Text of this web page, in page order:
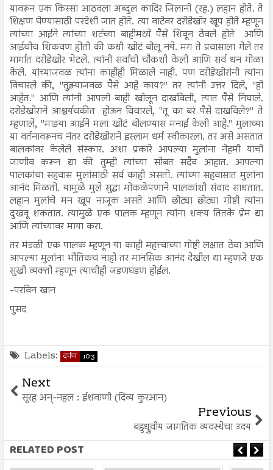
यावरून एक किस्सा आठवला अब्दुल कादिर जिलानी (रह.) लहान होते. ते
शिक्षण घेण्यासाठी परदेशी जात होते. त्या वाटेवर दरोडेखोर खूप होते म्हणून
त्यांच्या आईने त्यांच्या शर्टच्या बाहीमध्ये पैसे शिवून ठेवले होते आणि
आईचीच शिकवण होती की कधी खोटं बोलू नये. मग ते प्रवासाला गेले तर
मार्गात दरोडेखोर भेटले. त्यांनी सर्वांची चौकशी केली आणि सर्व धन गोळा
केले. यांच्याजवळ त्यांना काहीही मिळाले नाही. पण दरोडेखोरांनी त्यांना
विचारले की, "तुझ्याजवळ पैसे आहे काय?" तर त्यांनी उत्तर दिले, "हो
आहेत." आणि त्यांनी आपली बाही खोलून दाखविली, त्यात पैसे निघाले.
दरोडेखोराने आश्चर्यचकीत होऊन विचारले, "तू का बरं पैसे दाखविले?" ते
म्हणाले, "माझ्या आईने मला खोटं बोलण्यास मनाई केली आहे." मुलाच्या
या वर्तनावरूनच नंतर दरोडेखोराने इस्लाम धर्म स्वीकारला. तर असे असतात
बालकांवर केलेले संस्कार. अशा प्रकारे आपल्या मुलांना नेहमी याची
जाणीव करून द्या की तुम्ही त्यांच्या सोबत सदैव आहात. आपल्या
पालकांचा सहवास मुलांसाठी सर्व काही असतो. त्यांच्या सहवासात मुलांना
आनंद मिळतो. यामुळे मुले सुद्धा मोकळेपणाने पालकांशी संवाद साधतात.
लहान मुलांचे मन खूप नाजूक असते आणि छोट्या छोट्या गोष्टी त्यांना
दुखवू शकतात. त्यामुळे एक पालक म्हणून त्यांना शक्य तितके प्रेम द्या
आणि त्यांच्यावर माया करा.
तर मंडळी एक पालक म्हणून या काही महत्त्वाच्या गोष्टी लक्षात ठेवा आणि
आपल्या मुलांना भौतिकच नाही तर मानसिक आनंद देखील द्या म्हणजे एक
सुखी व्यक्ती म्हणून त्याचीही जडणघडण होईल.
-परविन खान
पुसद
Labels: दर्पण 103
Next
सूरह अन्-नहल : ईशवाणी (दिव्य कुरआन)
Previous
बहुध्रुवीय जागतिक व्यवस्थेचा उदय
RELATED POST